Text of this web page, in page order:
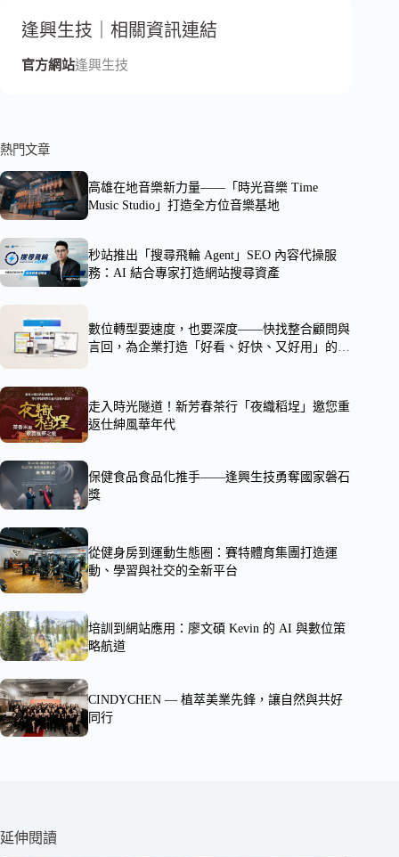
逢興生技｜相關資訊連結
官方網站逢興生技
熱門文章
高雄在地音樂新力量——「時光音樂 Time
Music Studio」打造全方位音樂基地
秒站推出「搜尋飛輪 Agent」SEO 內容代操服
務：AI 結合專家打造網站搜尋資產
數位轉型要速度，也要深度——快找整合顧問與
言回，為企業打造「好看、好快、又好用」的系
走入時光隧道！新芳春茶行「夜織稻埕」邀您重
返仕紳風華年代
保健食品食品化推手——逢興生技勇奪國家磐石
獎
從健身房到運動生態圈：賽特體育集團打造運
動、學習與社交的全新平台
培訓到網站應用：廖文碩 Kevin 的 AI 與數位策
略航道
CINDYCHEN — 植萃美業先鋒，讓自然與共好
同行
延伸閱讀